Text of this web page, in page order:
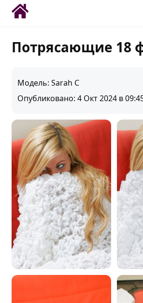
Потрясающие 18
Модель: Sarah C
Опубликовано: 4 Окт 2024 в